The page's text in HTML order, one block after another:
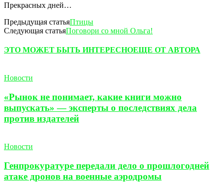
Прекрасных дней…
Предыдущая статьяПтицы
Следующая статьяПоговори со мной Ольга!
ЭТО МОЖЕТ БЫТЬ ИНТЕРЕСНОЕЩЕ ОТ АВТОРА
Новости
«Рынок не понимает, какие книги можно
выпускать» — эксперты о последствиях дела
против издателей
Новости
Генпрокуратуре передали дело о прошлогодней
атаке дронов на военные аэродромы